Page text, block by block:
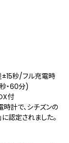
秒/フル充電時
・60分)
付
計で、シチズンの
認定されました。